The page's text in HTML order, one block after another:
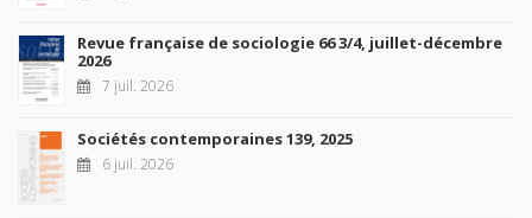
Revue française de sociologie 66 3/4, juillet-décembre
2026
7 juil. 2026
Sociétés contemporaines 139, 2025
6 juil. 2026